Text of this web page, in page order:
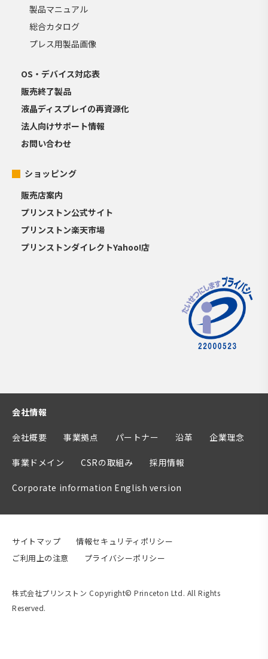
製品マニュアル
総合カタログ
プレス用製品画像
OS・デバイス対応表
販売終了製品
液晶ディスプレイの再資源化
法人向けサポート情報
お問い合わせ
ショッピング
販売店案内
プリンストン公式サイト
プリンストン楽天市場
プリンストンダイレクトYahoo!店
会社情報
会社概要 事業拠点 パートナー 沿革 企業理念
事業ドメイン CSRの取組み 採用情報
Corporate information English version
サイトマップ
情報セキュリティポリシー
ご利用上の注意
プライバシーポリシー
株式会社プリンストン Copyright© Princeton Ltd. All Rights
Reserved.